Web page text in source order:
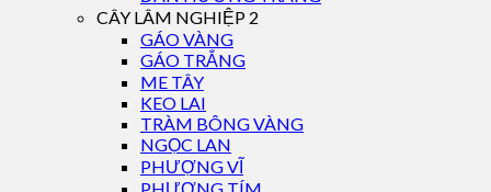
CÂY LÂM NGHIỆP 2
GÁO VÀNG
GÁO TRẮNG
ME TÂY
KEO LAI
TRÀM BÔNG VÀNG
NGỌC LAN
PHƯỢNG VĨ